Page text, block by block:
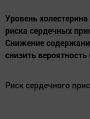
Уровень
риска сердечных
Снижение
снизить вероятность
Риск сердечного